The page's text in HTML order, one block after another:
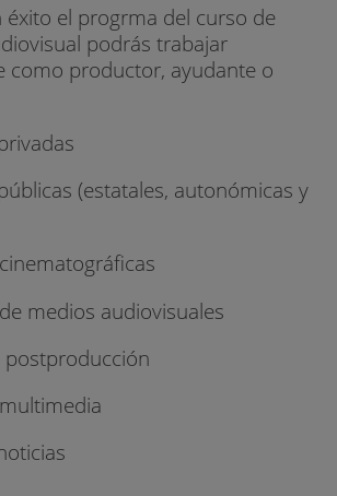
éxito el progrma del curso de
podrás trabajar
como productor, ayudante o
(estatales, autonómicas y
medios audiovisuales
postproducción